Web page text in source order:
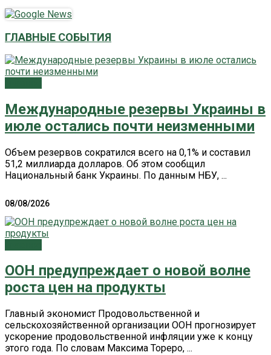
ГЛАВНЫЕ СОБЫТИЯ
Международные резервы Украины в
июле остались почти неизменными
Объем резервов сократился всего на 0,1% и составил
51,2 миллиарда долларов. Об этом сообщил
Национальный банк Украины. По данным НБУ, ...
08/08/2026
ООН предупреждает о новой волне
роста цен на продукты
Главный экономист Продовольственной и
сельскохозяйственной организации ООН прогнозирует
ускорение продовольственной инфляции уже к концу
этого года. По словам Максима Тореро, ...